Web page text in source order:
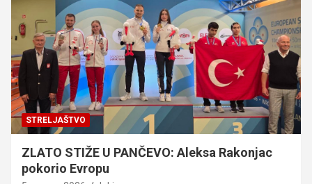
STRELJAŠTVO
ZLATO STIŽE U PANČEVO: Aleksa Rakonjac
pokorio Evropu